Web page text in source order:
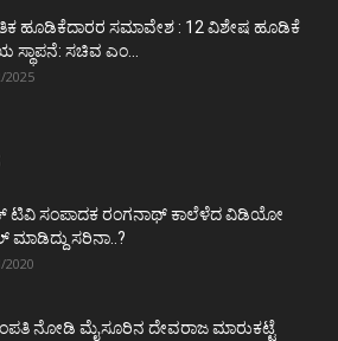
ಹೂಡಿಕೆದಾರರ ಸಮಾವೇಶ : 12 ವಿಶೇಷ ಹೂಡಿಕೆ
ಸ್ಥಾಪನೆ: ಸಚಿವ ಎಂ...
2025
ಟಿವಿ ಸಂಪಾದಕ ರಂಗನಾಥ್ ಕಾಲೆಳೆದ ವಿಡಿಯೋ
ಮಾಡಿದ್ದು ಸರಿನಾ..?
2020
ನೋಡಿ ಮೈಸೂರಿನ ದೇವರಾಜ ಮಾರುಕಟ್ಟೆ